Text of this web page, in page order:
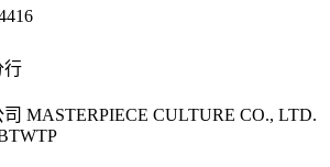
行
MASTERPIECE CULTURE CO., LTD.